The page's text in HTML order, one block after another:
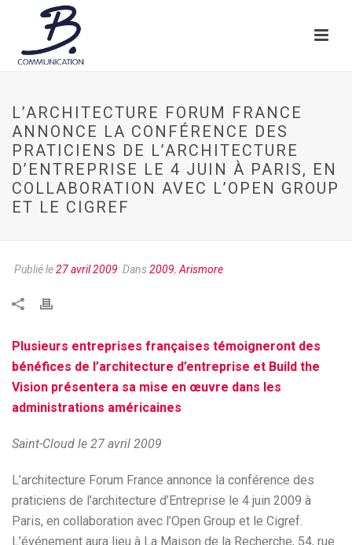
L’ARCHITECTURE FORUM FRANCE
ANNONCE LA CONFÉRENCE DES
PRATICIENS DE L’ARCHITECTURE
D’ENTREPRISE LE 4 JUIN À PARIS, EN
COLLABORATION AVEC L’OPEN GROUP
ET LE CIGREF
Publié le27 avril 2009 Dans2009, Arismore
Plusieurs entreprises françaises témoigneront des
bénéfices de l’architecture d’entreprise et Build the
Vision présentera sa mise en œuvre dans les
administrations américaines
Saint-Cloud le 27 avril 2009
L’architecture Forum France annonce la conférence des
praticiens de l’architecture d’Entreprise le 4 juin 2009 à
Paris, en collaboration avec l’Open Group et le Cigref.
L’événement aura lieu à La Maison de la Recherche, 54, rue